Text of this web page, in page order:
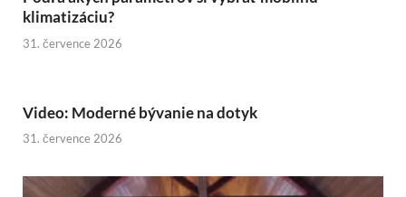
klimatizáciu?
31. července 2026
Video: Moderné bývanie na dotyk
31. července 2026